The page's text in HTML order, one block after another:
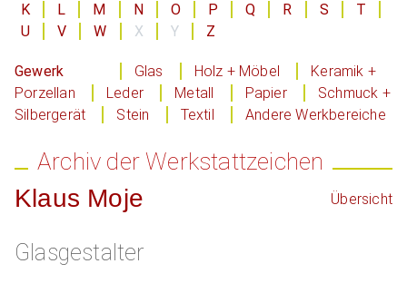
K
L M N O P Q R S
T
U
V W X Y Z
Gewerk Glas Holz + Möbel
Keramik +
Porzellan
Leder Metall Papier
Schmuck +
Silbergerät
Stein Textil Andere Werkbereiche
Archiv der Werkstattzeichen
Übersicht
Klaus Moje
Glasgestalter